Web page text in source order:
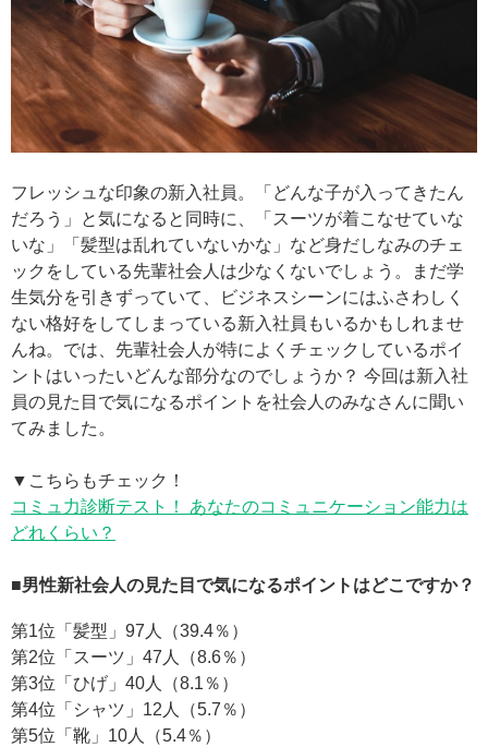
フレッシュな印象の新入社員。「どんな子が入ってきたん
だろう」と気になると同時に、「スーツが着こなせていな
いな」「髪型は乱れていないかな」など身だしなみのチェ
ックをしている先輩社会人は少なくないでしょう。まだ学
生気分を引きずっていて、ビジネスシーンにはふさわしく
ない格好をしてしまっている新入社員もいるかもしれませ
んね。では、先輩社会人が特によくチェックしているポイ
ントはいったいどんな部分なのでしょうか？ 今回は新入社
員の見た目で気になるポイントを社会人のみなさんに聞い
てみました。
▼こちらもチェック！
コミュ力診断テスト！ あなたのコミュニケーション能力は
どれくらい？
■男性新社会人の見た目で気になるポイントはどこですか？
第1位「髪型」97人（39.4％）
第2位「スーツ」47人（8.6％）
第3位「ひげ」40人（8.1％）
第4位「シャツ」12人（5.7％）
第5位「靴」10人（5.4％）